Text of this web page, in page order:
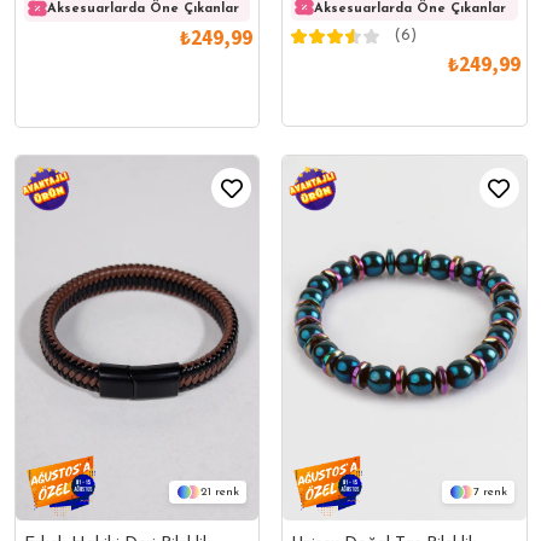
Aksesuarlarda Öne Çıkanlar Aksesuarlarda Öne Çıkanlar
₺249,99
Aksesuarlarda Öne Çıkanlar
(6)
₺249,99
21 7